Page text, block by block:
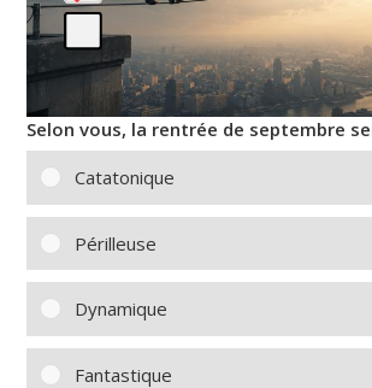
Selon vous, la rentrée de septembre
Catatonique
Périlleuse
Dynamique
Fantastique